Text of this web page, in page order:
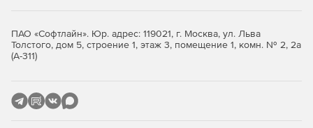
ПАО «Софтлайн». Юр. адрес: 119021, г. Москва, ул. Льва
Толстого, дом 5, строение 1, этаж 3, помещение 1, комн. № 2, 2а
(А-311)